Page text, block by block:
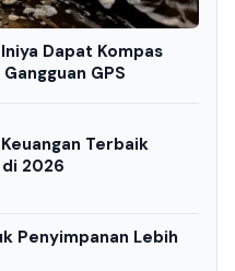
Dapat Kompas
GPS
Terbaik
2026
Penyimpanan Lebih